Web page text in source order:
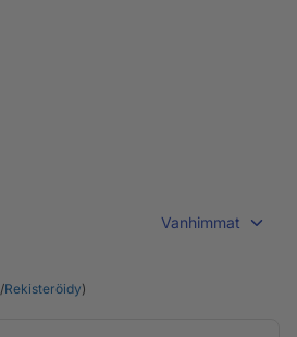
Vanhimmat
/Rekisteröidy)